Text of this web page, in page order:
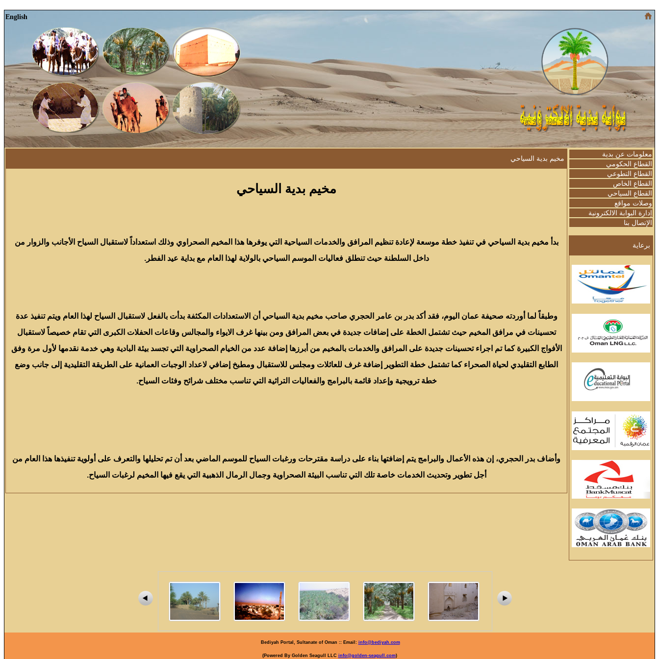
English
معلومات عن بدية
القطاع الحكومي
القطاع التطوعي
القطاع الخاص
القطاع السياحي
وصلات مواقع
إدارة البوابة الالكترونية
الإتصال بنا
برعاية
مخيم بدية السياحي
مخيم بدية السياحي
بدأ مخيم بدية السياحي في تنفيذ خطة موسعة لإعادة تنظيم المرافق والخدمات السياحية التي يوفرها هذا المخيم الصحراوي وذلك استعداداً لاستقبال السياح الأجانب والزوار من
داخل السلطنة حيث تنطلق فعاليات الموسم السياحي بالولاية لهذا العام مع بداية عيد الفطر.
وطبقاً لما أوردته صحيفة عمان اليوم، فقد أكد بدر بن عامر الحجري صاحب مخيم بدية السياحي أن الاستعدادات المكثفة بدأت بالفعل لاستقبال السياح لهذا العام ويتم تنفيذ عدة
تحسينات في مرافق المخيم حيث تشتمل الخطة على إضافات جديدة في بعض المرافق ومن بينها غرف الايواء والمجالس وقاعات الحفلات الكبرى التي تقام خصيصاً لاستقبال
الأفواج الكبيرة كما تم اجراء تحسينات جديدة على المرافق والخدمات بالمخيم من أبرزها إضافة عدد من الخيام الصحراوية التي تجسد بيئة البادية وهي خدمة نقدمها لأول مرة وفق
الطابع التقليدي لحياة الصحراء كما تشتمل خطة التطوير إضافة غرف للعائلات ومجلس للاستقبال ومطبخ إضافي لاعداد الوجبات العمانية على الطريقة التقليدية إلى جانب وضع
خطة ترويجية وإعداد قائمة بالبرامج والفعاليات التراثية التي تناسب مختلف شرائح وفئات السياح.
وأضاف بدر الحجري، إن هذه الأعمال والبرامج يتم إضافتها بناء على دراسة مقترحات ورغبات السياح للموسم الماضي بعد أن تم تحليلها والتعرف على أولوية تنفيذها هذا العام من
أجل تطوير وتحديث الخدمات خاصة تلك التي تناسب البيئة الصحراوية وجمال الرمال الذهبية التي يقع فيها المخيم لرغبات السياح.
Bediyah Portal, Sultanate of Oman :: Email: info@bediyah.com
(Powered By Golden Seagull LLC
info@golden-seagull.com
)